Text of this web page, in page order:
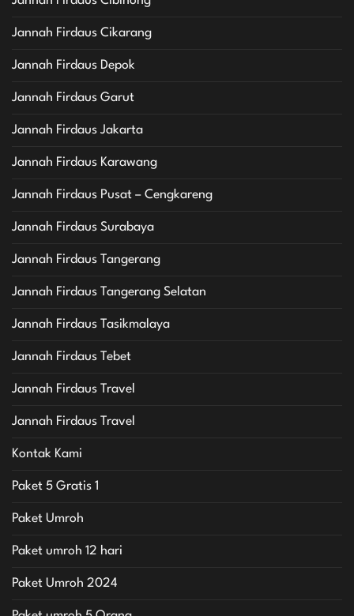
Jannah Firdaus Cikarang
Jannah Firdaus Depok
Jannah Firdaus Garut
Jannah Firdaus Jakarta
Jannah Firdaus Karawang
Jannah Firdaus Pusat – Cengkareng
Jannah Firdaus Surabaya
Jannah Firdaus Tangerang
Jannah Firdaus Tangerang Selatan
Jannah Firdaus Tasikmalaya
Jannah Firdaus Tebet
Jannah Firdaus Travel
Jannah Firdaus Travel
Kontak Kami
Paket 5 Gratis 1
Paket Umroh
Paket umroh 12 hari
Paket Umroh 2024